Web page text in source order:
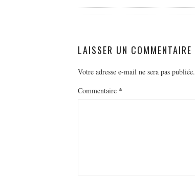
LAISSER UN COMMENTAIRE
Votre adresse e-mail ne sera pas publiée.
Commentaire *